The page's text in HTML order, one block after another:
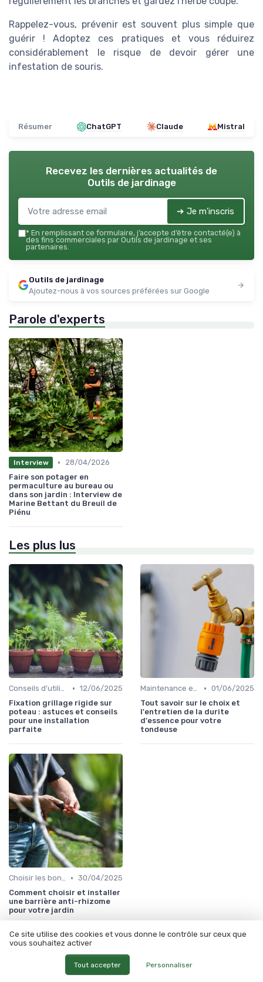
Rappelez-vous, prévenir est souvent plus simple que
guérir ! Adoptez ces pratiques et vous réduirez
considérablement le risque de devoir gérer une
infestation de souris.
Résumer ChatGPT Claude Mistral
Recevez les dernières actualités de
Outils de jardinage
➔ Je m'inscris
* En remplissant ce formulaire, j’accepte d’être contacté(e) à
des fins commerciales par Outils de jardinage et ses
partenaires.
Outils de jardinage
Ajoutez-nous à vos sources préférées sur Google
Parole d'experts
Interview •
28/04/2026
Faire son potager en
permaculture au bureau ou
dans son jardin : Interview de
Marine Bettant du Breuil de
Piénu
Les plus lus
Conseils d'utilisation • 12/06/2025
Fixation grillage rigide sur
poteau : astuces et conseils
pour une installation
parfaite
Maintenance et entretien • 01/06/2025
Tout savoir sur le choix et
l'entretien de la durite
d'essence pour votre
tondeuse
Choisir les bons outils • 30/04/2025
Comment choisir et installer
une barrière anti-rhizome
pour votre jardin
À lire aussi
Ce site utilise des cookies et vous donne le contrôle sur ceux que
vous souhaitez activer
Tout accepter Personnaliser